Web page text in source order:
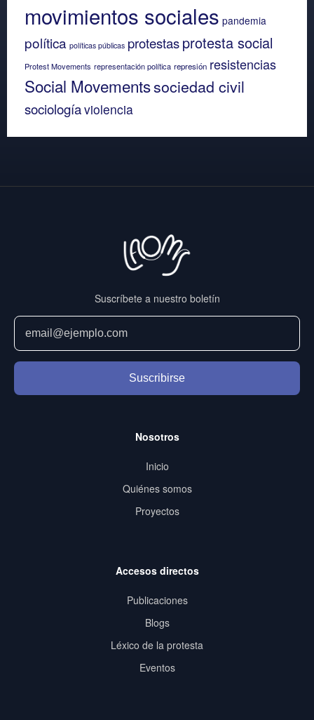
movimientos sociales pandemia
política políticas públicas protestasprotesta social
Protest Movements representación política represión resistencias
Social Movementssociedad civil
sociologíaviolencia
Suscríbete a nuestro boletín
Suscribirse
Nosotros
Inicio
Quiénes somos
Proyectos
Accesos directos
Publicaciones
Blogs
Léxico de la protesta
Eventos